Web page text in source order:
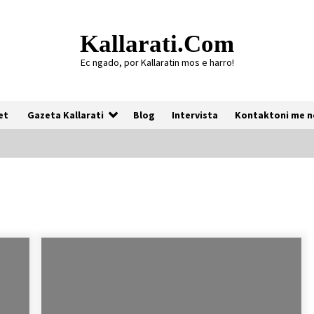
Kallarati.com
Ec ngado, por Kallaratin mos e harro!
Gazeta Kallarati Blog Intervista Kontaktoni me